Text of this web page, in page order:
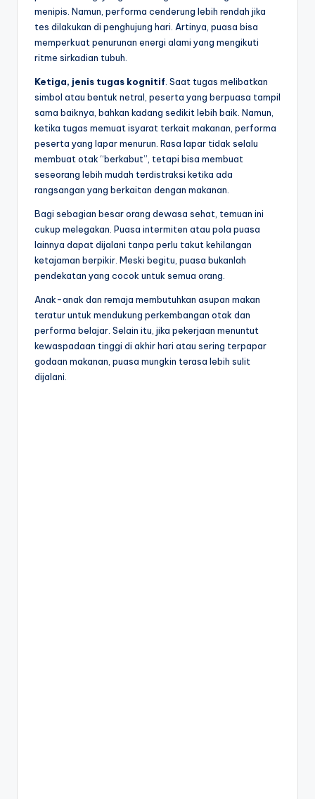
menipis. Namun, performa cenderung lebih rendah jika
tes dilakukan di penghujung hari. Artinya, puasa bisa
memperkuat penurunan energi alami yang mengikuti
ritme sirkadian tubuh.
Ketiga, jenis tugas kognitif . Saat tugas melibatkan
simbol atau bentuk netral, peserta yang berpuasa tampil
sama baiknya, bahkan kadang sedikit lebih baik. Namun,
ketika tugas memuat isyarat terkait makanan, performa
peserta yang lapar menurun. Rasa lapar tidak selalu
membuat otak “berkabut”, tetapi bisa membuat
seseorang lebih mudah terdistraksi ketika ada
rangsangan yang berkaitan dengan makanan.
Bagi sebagian besar orang dewasa sehat, temuan ini
cukup melegakan. Puasa intermiten atau pola puasa
lainnya dapat dijalani tanpa perlu takut kehilangan
ketajaman berpikir. Meski begitu, puasa bukanlah
pendekatan yang cocok untuk semua orang.
Anak-anak dan remaja membutuhkan asupan makan
teratur untuk mendukung perkembangan otak dan
performa belajar. Selain itu, jika pekerjaan menuntut
kewaspadaan tinggi di akhir hari atau sering terpapar
godaan makanan, puasa mungkin terasa lebih sulit
dijalani.